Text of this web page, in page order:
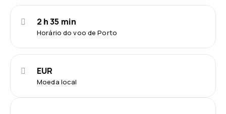
Horário do voo de Porto
2 h 35 min
Moeda local
EUR